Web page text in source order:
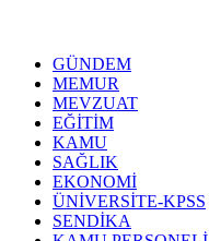
GÜNDEM
MEMUR
MEVZUAT
EĞİTİM
KAMU
SAĞLIK
EKONOMİ
ÜNİVERSİTE-KPSS
SENDİKA